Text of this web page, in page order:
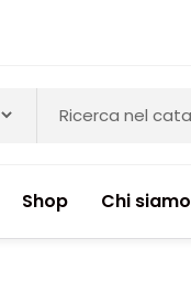
Shop Chi siamo